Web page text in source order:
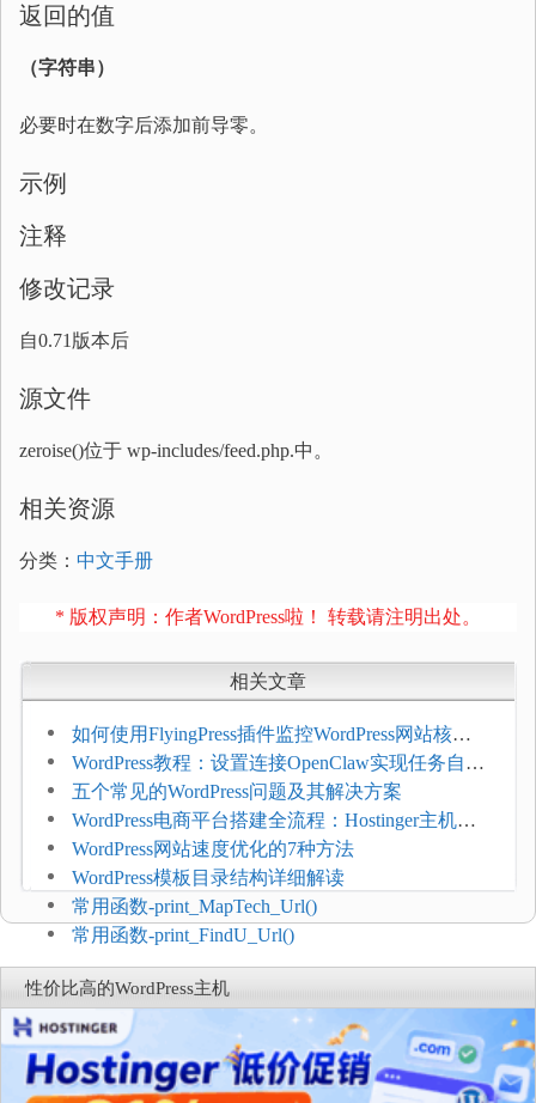
返回的值
（字符串）
必要时在数字后添加前导零。
示例
注释
修改记录
自0.71版本后
源文件
zeroise()位于 wp-includes/feed.php.中。
相关资源
分类： 中文手册
* 版权声明：作者WordPress啦！ 转载请注明出处。
相关文章
如何使用FlyingPress插件监控WordPress网站核心
网页指标（CWV）
WordPress教程：设置连接OpenClaw实现任务自动
化
五个常见的WordPress问题及其解决方案
WordPress电商平台搭建全流程：Hostinger主机一
键部署
WordPress网站速度优化的7种方法
WordPress模板目录结构详细解读
常用函数-print_MapTech_Url()
常用函数-print_FindU_Url()
性价比高的WordPress主机